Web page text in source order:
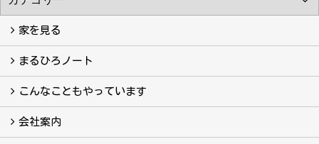
家を見る
フォトギャラリー
現場レポート
完工事例
お客様の声
まるひろノート
真っ直ぐの家づくり
自慢の大工たち
こだわりの自然素材
快適な家のエッセンス
注文住宅ができるまで
こんなこともやっています
こんなこともやっています
会社案内